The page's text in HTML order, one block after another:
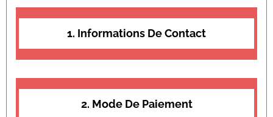
1. Informations De Contact
2. Mode De Paiement